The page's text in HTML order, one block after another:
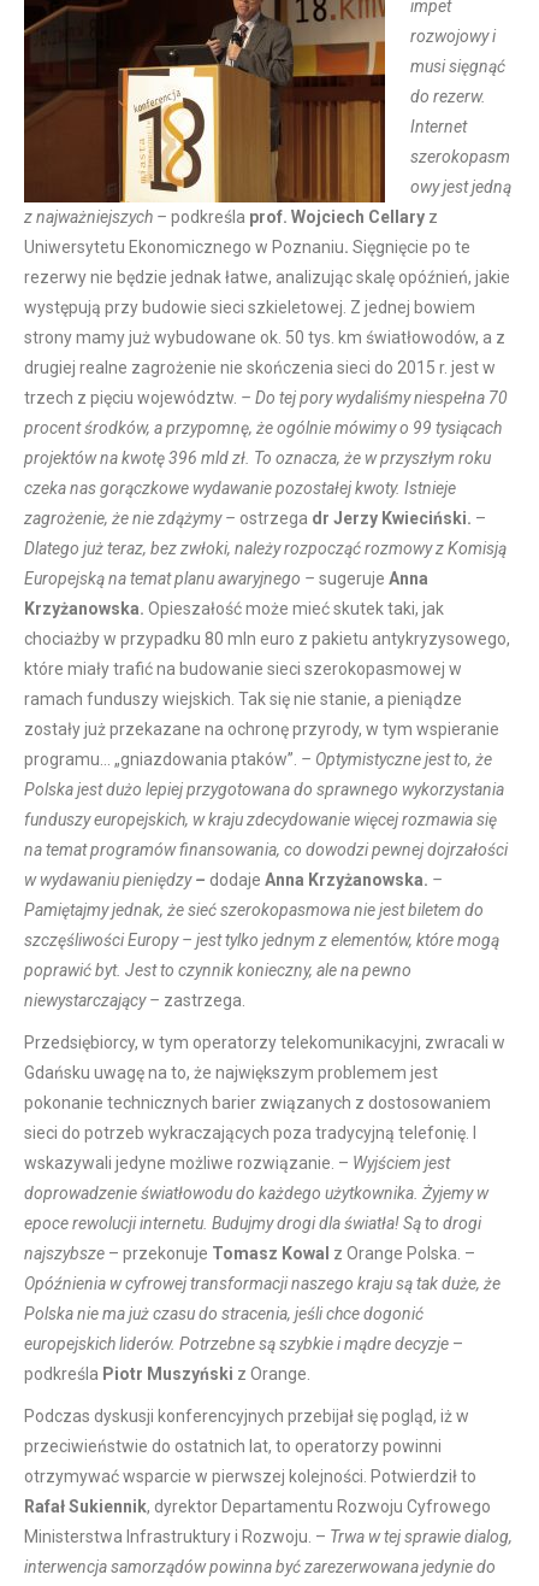
impet
rozwojowy i
musi sięgnąć
do rezerw.
Internet
szerokopasm
owy jest jedną
z najważniejszych – podkreśla prof. Wojciech Cellary z
Uniwersytetu Ekonomicznego w Poznaniu. Sięgnięcie po te
rezerwy nie będzie jednak łatwe, analizując skalę opóźnień, jakie
występują przy budowie sieci szkieletowej. Z jednej bowiem
strony mamy już wybudowane ok. 50 tys. km światłowodów, a z
drugiej realne zagrożenie nie skończenia sieci do 2015 r. jest w
trzech z pięciu województw. – Do tej pory wydaliśmy niespełna 70
procent środków, a przypomnę, że ogólnie mówimy o 99 tysiącach
projektów na kwotę 396 mld zł. To oznacza, że w przyszłym roku
czeka nas gorączkowe wydawanie pozostałej kwoty. Istnieje
zagrożenie, że nie zdążymy – ostrzega dr Jerzy Kwieciński. –
Dlatego już teraz, bez zwłoki, należy rozpocząć rozmowy z Komisją
Europejską na temat planu awaryjnego – sugeruje Anna
Krzyżanowska. Opieszałość może mieć skutek taki, jak
chociażby w przypadku 80 mln euro z pakietu antykryzysowego,
które miały trafić na budowanie sieci szerokopasmowej w
ramach funduszy wiejskich. Tak się nie stanie, a pieniądze
zostały już przekazane na ochronę przyrody, w tym wspieranie
programu… „gniazdowania ptaków”. – Optymistyczne jest to, że
Polska jest dużo lepiej przygotowana do sprawnego wykorzystania
funduszy europejskich, w kraju zdecydowanie więcej rozmawia się
na temat programów finansowania, co dowodzi pewnej dojrzałości
w wydawaniu pieniędzy– dodaje Anna Krzyżanowska. –
Pamiętajmy jednak, że sieć szerokopasmowa nie jest biletem do
szczęśliwości Europy – jest tylko jednym z elementów, które mogą
poprawić byt. Jest to czynnik konieczny, ale na pewno
niewystarczający – zastrzega.
Przedsiębiorcy, w tym operatorzy telekomunikacyjni, zwracali w
Gdańsku uwagę na to, że największym problemem jest
pokonanie technicznych barier związanych z dostosowaniem
sieci do potrzeb wykraczających poza tradycyjną telefonię. I
wskazywali jedyne możliwe rozwiązanie. – Wyjściem jest
doprowadzenie światłowodu do każdego użytkownika. Żyjemy w
epoce rewolucji internetu. Budujmy drogi dla światła! Są to drogi
najszybsze – przekonuje Tomasz Kowal z Orange Polska. –
Opóźnienia w cyfrowej transformacji naszego kraju są tak duże, że
Polska nie ma już czasu do stracenia, jeśli chce dogonić
europejskich liderów. Potrzebne są szybkie i mądre decyzje –
podkreśla Piotr Muszyński z Orange.
Podczas dyskusji konferencyjnych przebijał się pogląd, iż w
przeciwieństwie do ostatnich lat, to operatorzy powinni
otrzymywać wsparcie w pierwszej kolejności. Potwierdził to
Rafał Sukiennik, dyrektor Departamentu Rozwoju Cyfrowego
Ministerstwa Infrastruktury i Rozwoju. – Trwa w tej sprawie dialog,
interwencja samorządów powinna być zarezerwowana jedynie do